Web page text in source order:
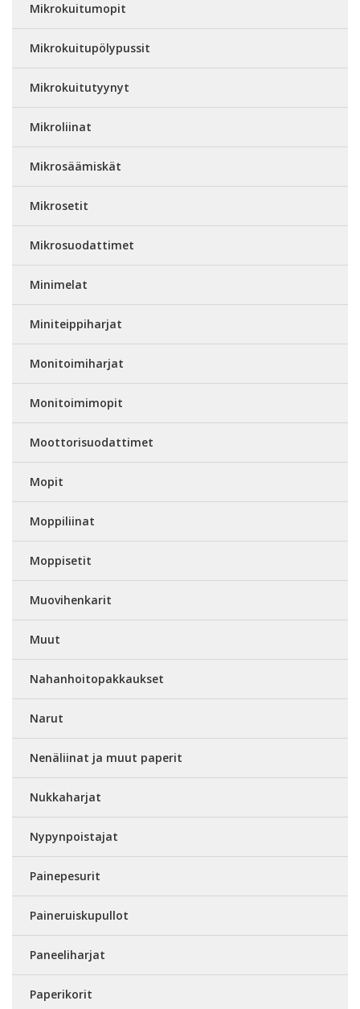
Mikrokuitumopit
Mikrokuitupölypussit
Mikrokuitutyynyt
Mikroliinat
Mikrosäämiskät
Mikrosetit
Mikrosuodattimet
Minimelat
Miniteippiharjat
Monitoimiharjat
Monitoimimopit
Moottorisuodattimet
Mopit
Moppiliinat
Moppisetit
Muovihenkarit
Muut
Nahanhoitopakkaukset
Narut
Nenäliinat ja muut paperit
Nukkaharjat
Nypynpoistajat
Painepesurit
Paineruiskupullot
Paneeliharjat
Paperikorit